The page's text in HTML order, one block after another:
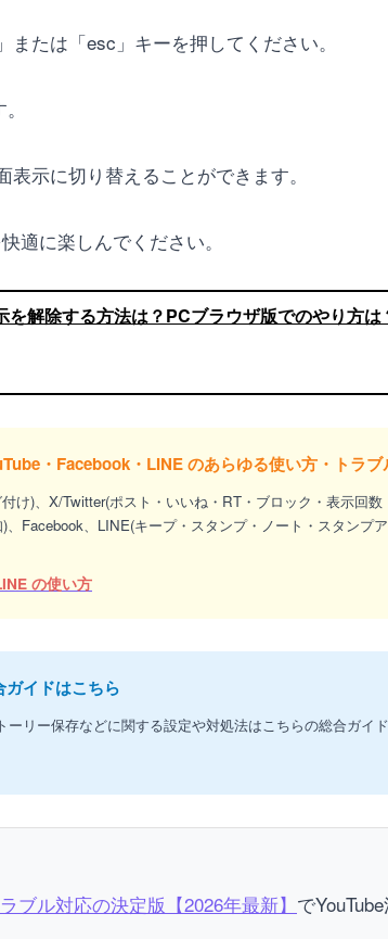
たは「esc」キーを押してください。
示に切り替えることができます。
適に楽しんでください。
解除する方法は？PCブラウザ版でのやり方は
・Facebook・LINE のあらゆる使い方・トラブ
け)、X/Twitter(ポスト・いいね・RT・ブロック・表示回
Facebook、LINE(キープ・スタンプ・ノート・スタンプ
の使い方
イドはこちら
リー保存などに関する設定や対処法はこちらの総合ガイ
ブル対応の決定版【2026年最新】 で